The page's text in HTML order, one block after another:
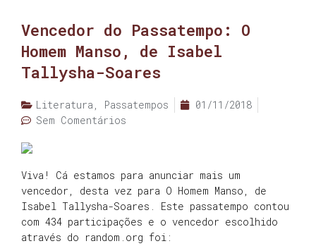
Vencedor do Passatempo: O
Homem Manso, de Isabel
Tallysha-Soares
Literatura , Passatempos
01/11/2018
Sem Comentários
Viva! Cá estamos para anunciar mais um
vencedor, desta vez para O Homem Manso, de
Isabel Tallysha-Soares. Este passatempo contou
com 434 participações e o vencedor escolhido
através do random.org foi: